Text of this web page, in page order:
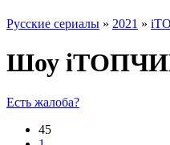
Русские сериалы » 2021 »
Шоу iТОПЧИК
Есть жалоба?
45